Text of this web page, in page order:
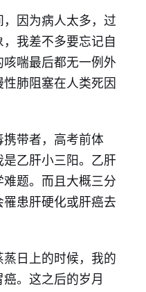
因为病人太多，过
我差不多要忘记自
喘最后都无一例外
肺阻塞在人类死因
带者，高考前体
乙肝小三阳。乙肝
题。而且大概三分
患肝硬化或肝癌去
日上的时候，我的
。这之后的岁月